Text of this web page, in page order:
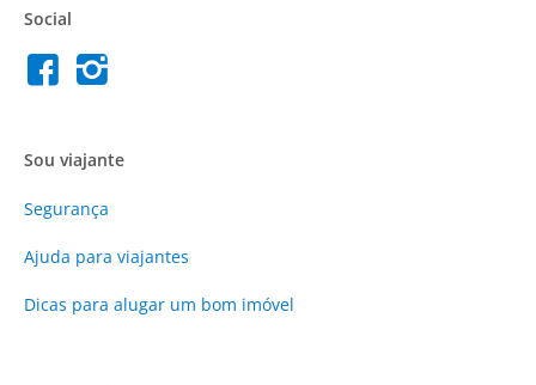
Social
Sou viajante
Segurança
Ajuda para viajantes
Dicas para alugar um bom imóvel